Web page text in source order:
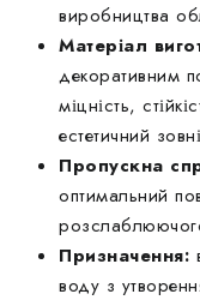
виробництва
Матеріал
декоративним
міцність,
естетичний
Пропускна
оптимальний
Призначення:
воду з